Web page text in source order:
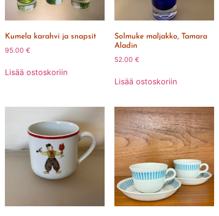
Kumela karahvi ja snapsit
95.00 €
Lisää ostoskoriin
Solmuke maljakko, Tamara
Aladin
52.00 €
Lisää ostoskoriin